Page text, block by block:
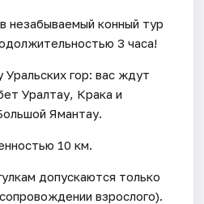
незабываемый конный тур
3 часа!
Уральских гор: вас ждут
Уралтау, Крака и
Ямантау.
10 км.
допускаются только
взрослого).